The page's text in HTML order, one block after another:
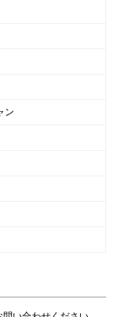
ン